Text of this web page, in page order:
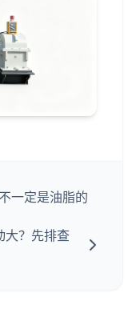
一定是油脂的
大？先排查